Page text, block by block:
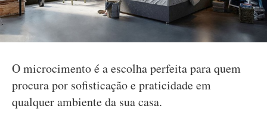
O microcimento é a escolha perfeita para quem
procura por sofisticação e praticidade em
qualquer ambiente da sua casa.